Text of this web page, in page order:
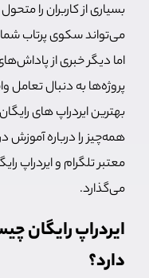
می‌تواند سکوی پرتاب شما
اما دیگر خبری از
پروژه‌ها به دنبال
بهترین ایردراپ های
همه‌چیز را درباره آموزش
معتبر تلگرام و ایردراپ
می‌گذارد.
ایردراپ رایگان
دارد؟